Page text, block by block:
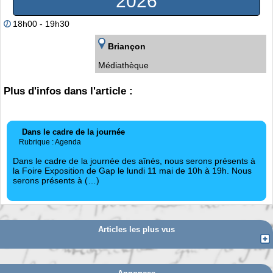
18h00 - 19h30
Briançon
Médiathèque
Plus d'infos dans l'article :
Dans le cadre de la journée
Rubrique : Agenda
Dans le cadre de la journée des aînés, nous serons présents à
la Foire Exposition de Gap le lundi 11 mai de 10h à 19h. Nous
serons présents à (…)
Articles les plus vus